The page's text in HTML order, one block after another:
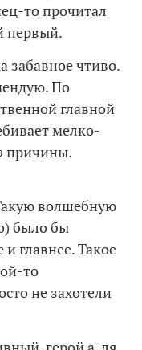
то прочитал
первый.
забавное чтиво.
По
главной
мелко-
причины.
волшебную
было бы
главнее. Такое
то
не захотели